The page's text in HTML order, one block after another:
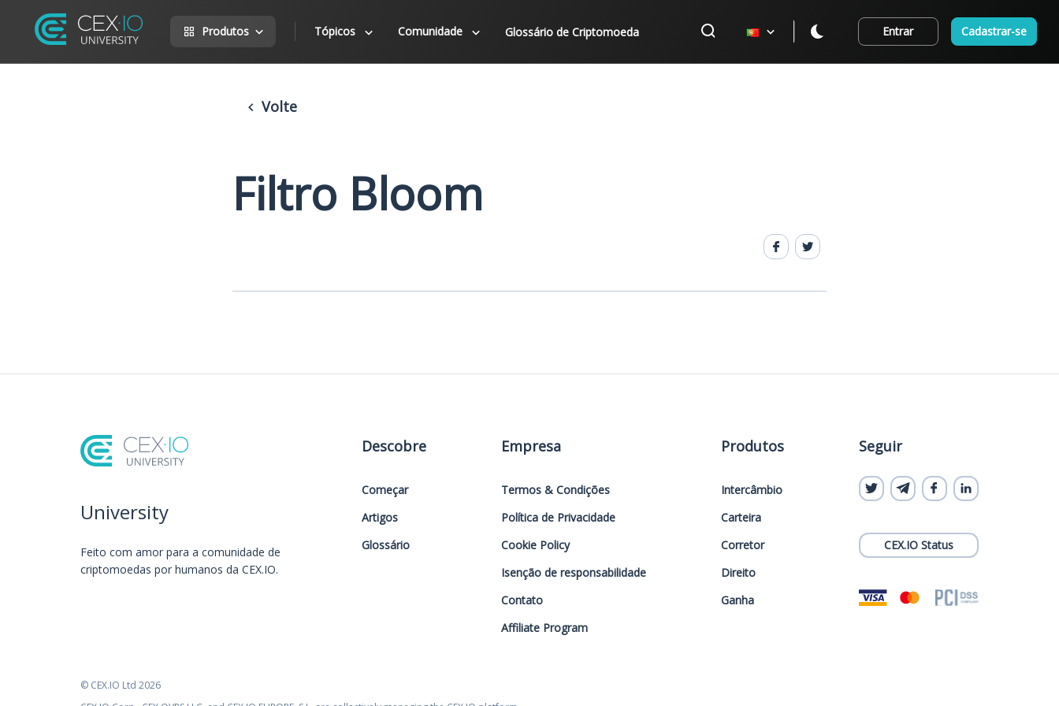
Produtos Tópicos Comunidade Glossário de Criptomoeda Entrar Cadastrar-se
Volte
Filtro Bloom
University
Feito com amor️ para a comunidade de
criptomoedas por humanos da CEX.IO.
Descobre
Começar
Artigos
Glossário
Empresa
Termos & Condições
Política de Privacidade
Cookie Policy
Isenção de responsabilidade
Contato
Affiliate Program
Produtos
Intercâmbio
Carteira
Corretor
Direito
Ganha
Seguir
CEX.IO Status
© CEX.IO Ltd 2026